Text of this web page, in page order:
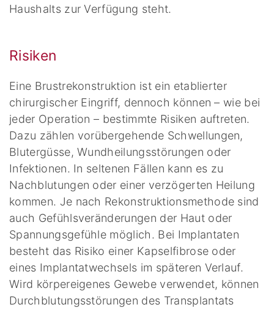
Haushalts zur Verfügung steht.
Risiken
Eine Brustrekonstruktion ist ein etablierter
chirurgischer Eingriff, dennoch können – wie bei
jeder Operation – bestimmte Risiken auftreten.
Dazu zählen vorübergehende Schwellungen,
Blutergüsse, Wundheilungsstörungen oder
Infektionen. In seltenen Fällen kann es zu
Nachblutungen oder einer verzögerten Heilung
kommen. Je nach Rekonstruktionsmethode sind
auch Gefühlsveränderungen der Haut oder
Spannungsgefühle möglich. Bei Implantaten
besteht das Risiko einer Kapselfibrose oder
eines Implantatwechsels im späteren Verlauf.
Wird körpereigenes Gewebe verwendet, können
Durchblutungsstörungen des Transplantats